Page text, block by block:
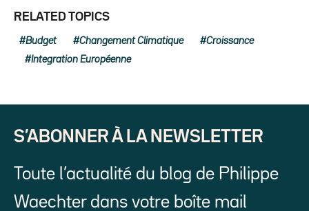
RELATED TOPICS
Budget Changement Climatique Croissance
Integration Européenne
S’ABONNER À LA NEWSLETTER
Toute l’actualité du blog de Philippe
Waechter dans votre boîte mail